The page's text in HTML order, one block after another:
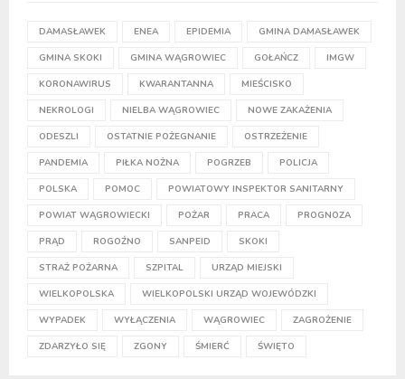
DAMASŁAWEK ENEA EPIDEMIA GMINA DAMASŁAWEK
GMINA SKOKI GMINA WĄGROWIEC GOŁAŃCZ IMGW
KORONAWIRUS KWARANTANNA MIEŚCISKO
NEKROLOGI NIELBA WĄGROWIEC NOWE ZAKAŻENIA
ODESZLI OSTATNIE POŻEGNANIE OSTRZEŻENIE
PANDEMIA PIŁKA NOŻNA POGRZEB POLICJA
POLSKA POMOC POWIATOWY INSPEKTOR SANITARNY
POWIAT WĄGROWIECKI POŻAR PRACA PROGNOZA
PRĄD ROGOŹNO SANPEID SKOKI
STRAŻ POŻARNA SZPITAL URZĄD MIEJSKI
WIELKOPOLSKA WIELKOPOLSKI URZĄD WOJEWÓDZKI
WYPADEK WYŁĄCZENIA WĄGROWIEC ZAGROŻENIE
ZDARZYŁO SIĘ ZGONY ŚMIERĆ ŚWIĘTO